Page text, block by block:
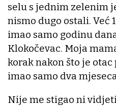
selu s jednim zelenim
nismo dugo ostali. Već
imao samo godinu
Klokočevac. Moja
korak nakon što je otac
imao samo dva
Nije me stigao ni